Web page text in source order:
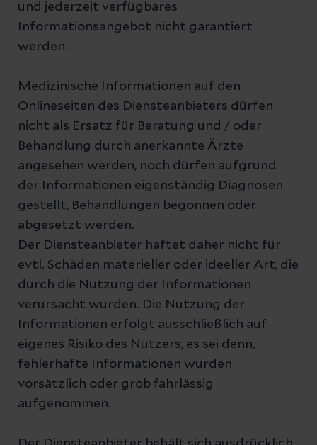
und jederzeit verfügbares
Informationsangebot nicht garantiert
werden.
Medizinische Informationen auf den
Onlineseiten des Diensteanbieters dürfen
nicht als Ersatz für Beratung und / oder
Behandlung durch anerkannte Ärzte
angesehen werden, noch dürfen aufgrund
der Informationen eigenständig Diagnosen
gestellt, Behandlungen begonnen oder
abgesetzt werden.
Der Diensteanbieter haftet daher nicht für
evtl. Schäden materieller oder ideeller Art, die
durch die Nutzung der Informationen
verursacht wurden. Die Nutzung der
Informationen erfolgt ausschließlich auf
eigenes Risiko des Nutzers, es sei denn,
fehlerhafte Informationen wurden
vorsätzlich oder grob fahrlässig
aufgenommen.